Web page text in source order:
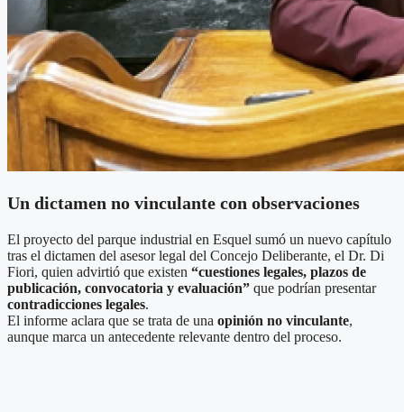
Un dictamen no vinculante con observaciones
El proyecto del parque industrial en Esquel sumó un nuevo capítulo
tras el dictamen del asesor legal del Concejo Deliberante, el Dr. Di
Fiori, quien advirtió que existen “cuestiones legales, plazos de
publicación, convocatoria y evaluación” que podrían presentar
contradicciones legales.
El informe aclara que se trata de una opinión no vinculante,
aunque marca un antecedente relevante dentro del proceso.